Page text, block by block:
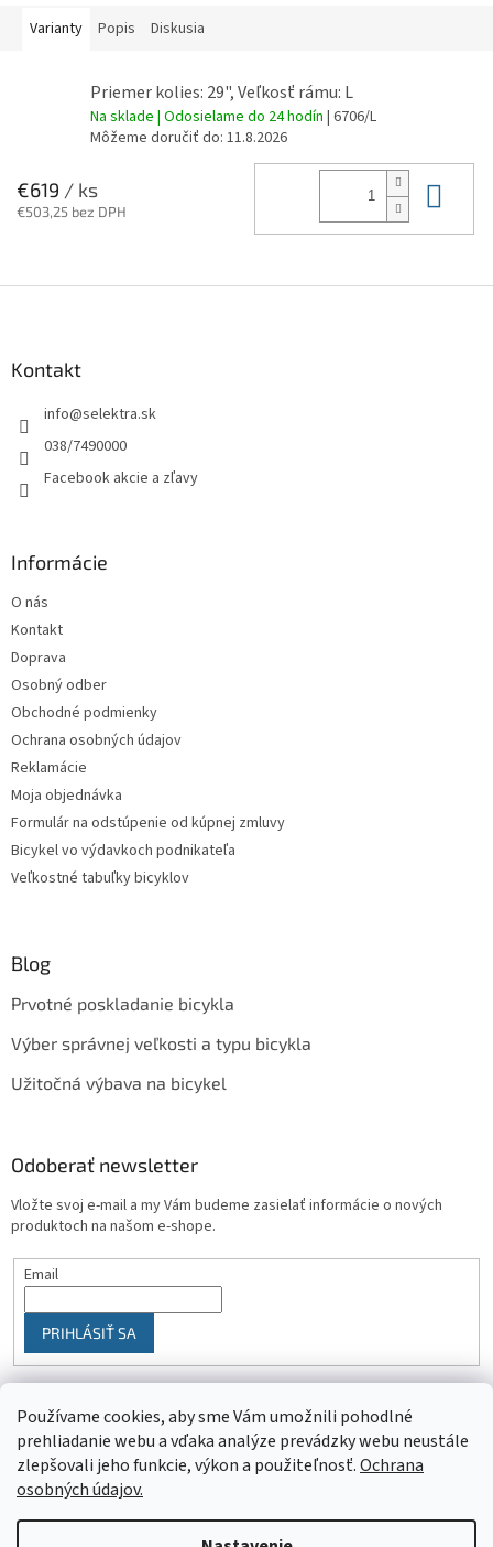
Používame cookies, aby sme Vám umožnili pohodlné
prehliadanie webu a vďaka analýze prevádzky webu neustále
zlepšovali jeho funkcie, výkon a použiteľnosť.Ochrana
osobných údajov.
Varianty Popis Diskusia
Priemer kolies: 29", Veľkosť rámu: L
Na sklade | Odosielame do 24 hodín | 6706/L
Môžeme doručiť do: 11.8.2026
€619 / ks
€503,25 bez DPH
Kontakt
info@selektra.sk
038/7490000
Facebook akcie a zľavy
Informácie
O nás
Kontakt
Doprava
Osobný odber
Obchodné podmienky
Ochrana osobných údajov
Reklamácie
Moja objednávka
Formulár na odstúpenie od kúpnej zmluvy
Bicykel vo výdavkoch podnikateľa
Veľkostné tabuľky bicyklov
Blog
Prvotné poskladanie bicykla
Výber správnej veľkosti a typu bicykla
Užitočná výbava na bicykel
Odoberať newsletter
Vložte svoj e-mail a my Vám budeme zasielať informácie o nových
produktoch na našom e-shope.
Email
PRIHLÁSIŤ SA
Vytvoril Shoptet